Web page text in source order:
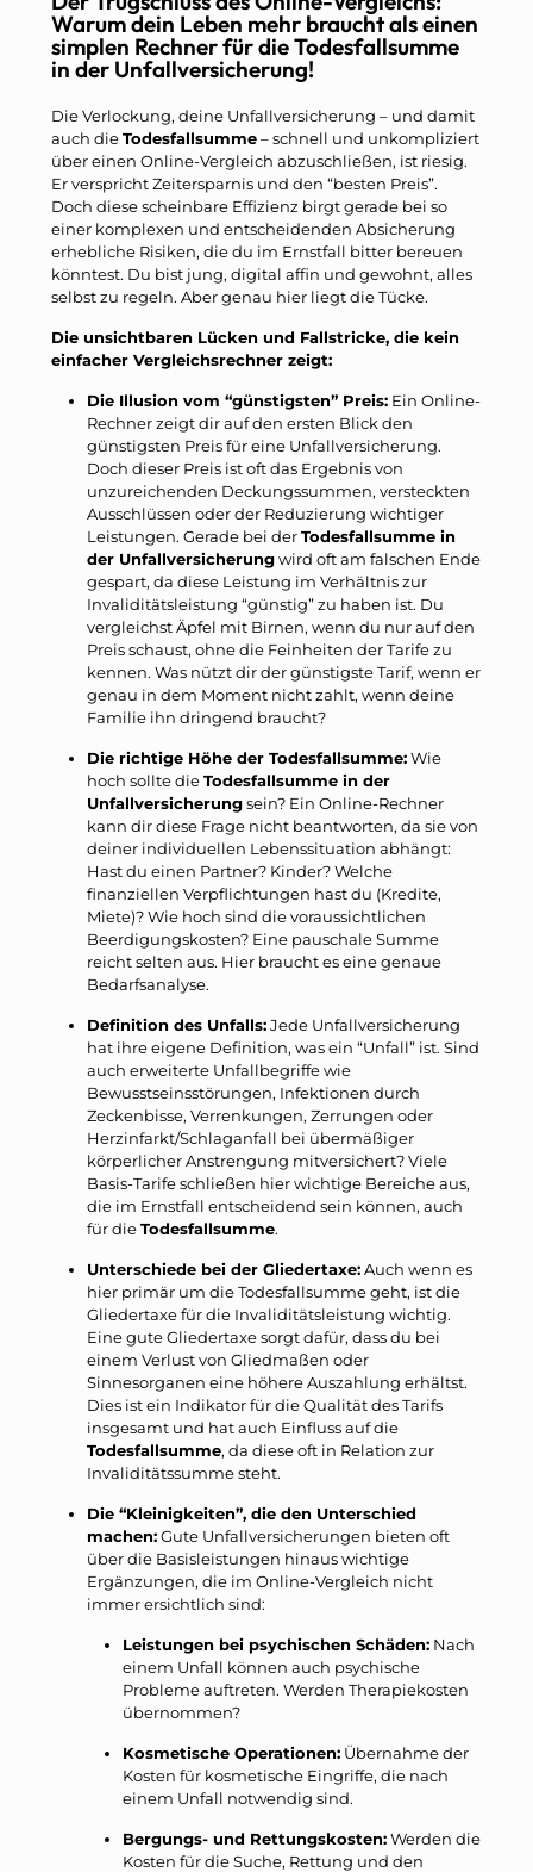
Warum dein Leben mehr braucht als einen
simplen Rechner für die Todesfallsumme
in der Unfallversicherung!
Die Verlockung, deine Unfallversicherung – und damit
auch dieTodesfallsumme– schnell und unkompliziert
über einen Online-Vergleich abzuschließen, ist riesig.
Er verspricht Zeitersparnis und den “besten Preis”.
Doch diese scheinbare Effizienz birgt gerade bei so
einer komplexen und entscheidenden Absicherung
erhebliche Risiken, die du im Ernstfall bitter bereuen
könntest. Du bist jung, digital affin und gewohnt, alles
selbst zu regeln. Aber genau hier liegt die Tücke.
Die unsichtbaren Lücken und Fallstricke, die kein
einfacher Vergleichsrechner zeigt:
Die Illusion vom “günstigsten” Preis: Ein Online-
Rechner zeigt dir auf den ersten Blick den
günstigsten Preis für eine Unfallversicherung.
Doch dieser Preis ist oft das Ergebnis von
unzureichenden Deckungssummen, versteckten
Ausschlüssen oder der Reduzierung wichtiger
Leistungen. Gerade bei derTodesfallsumme in
der Unfallversicherungwird oft am falschen Ende
gespart, da diese Leistung im Verhältnis zur
Invaliditätsleistung “günstig” zu haben ist. Du
vergleichst Äpfel mit Birnen, wenn du nur auf den
Preis schaust, ohne die Feinheiten der Tarife zu
kennen. Was nützt dir der günstigste Tarif, wenn er
genau in dem Moment nicht zahlt, wenn deine
Familie ihn dringend braucht?
Die richtige Höhe der Todesfallsumme:Wie
hoch sollte dieTodesfallsumme in der
Unfallversicherungsein? Ein Online-Rechner
kann dir diese Frage nicht beantworten, da sie von
deiner individuellen Lebenssituation abhängt:
Hast du einen Partner? Kinder? Welche
finanziellen Verpflichtungen hast du (Kredite,
Miete)? Wie hoch sind die voraussichtlichen
Beerdigungskosten? Eine pauschale Summe
reicht selten aus. Hier braucht es eine genaue
Bedarfsanalyse.
Definition des Unfalls:Jede Unfallversicherung
hat ihre eigene Definition, was ein “Unfall” ist. Sind
auch erweiterte Unfallbegriffe wie
Bewusstseinsstörungen, Infektionen durch
Zeckenbisse, Verrenkungen, Zerrungen oder
Herzinfarkt/Schlaganfall bei übermäßiger
körperlicher Anstrengung mitversichert? Viele
Basis-Tarife schließen hier wichtige Bereiche aus,
die im Ernstfall entscheidend sein können, auch
für dieTodesfallsumme.
Unterschiede bei der Gliedertaxe:Auch wenn es
hier primär um die Todesfallsumme geht, ist die
Gliedertaxe für die Invaliditätsleistung wichtig.
Eine gute Gliedertaxe sorgt dafür, dass du bei
einem Verlust von Gliedmaßen oder
Sinnesorganen eine höhere Auszahlung erhältst.
Dies ist ein Indikator für die Qualität des Tarifs
insgesamt und hat auch Einfluss auf die
Todesfallsumme, da diese oft in Relation zur
Invaliditätssumme steht.
Die “Kleinigkeiten”, die den Unterschied
machen:Gute Unfallversicherungen bieten oft
über die Basisleistungen hinaus wichtige
Ergänzungen, die im Online-Vergleich nicht
immer ersichtlich sind:
Leistungen bei psychischen Schäden: Nach
einem Unfall können auch psychische
Probleme auftreten. Werden Therapiekosten
übernommen?
Kosmetische Operationen: Übernahme der
Kosten für kosmetische Eingriffe, die nach
einem Unfall notwendig sind.
Bergungs- und Rettungskosten:Werden die
Kosten für die Suche, Rettung und den